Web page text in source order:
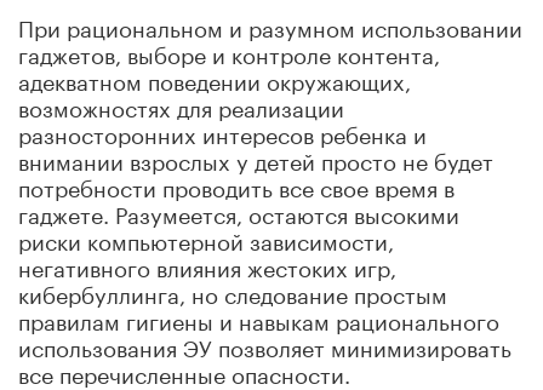
При рациональном и разумном использовании
гаджетов, выборе и контроле контента,
адекватном поведении окружающих,
возможностях для реализации
разносторонних интересов ребенка и
внимании взрослых у детей просто не будет
потребности проводить все свое время в
гаджете. Разумеется, остаются высокими
риски компьютерной зависимости,
негативного влияния жестоких игр,
кибербуллинга, но следование простым
правилам гигиены и навыкам рационального
использования ЭУ позволяет минимизировать
все перечисленные опасности.